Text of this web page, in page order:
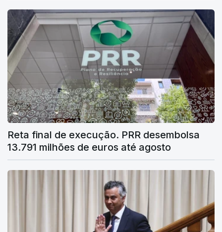
Reta final de execução. PRR desembolsa
13.791 milhões de euros até agosto